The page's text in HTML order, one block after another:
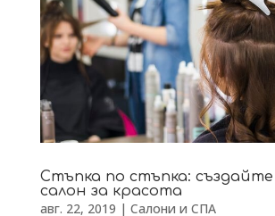
Стъпка по стъпка:
салон за красота
авг. 22, 2019 | Салони и СПА